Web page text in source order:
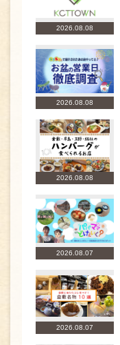
2026.08.08
2026.08.08
2026.08.08
2026.08.07
2026.08.07